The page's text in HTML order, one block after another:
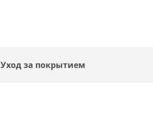
Уход за покрытием